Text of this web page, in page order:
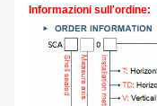
Informazioni sull'ordine: